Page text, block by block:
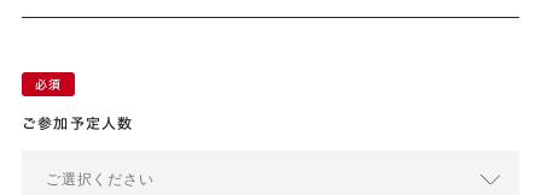
ご参加予定人数
ご選択ください